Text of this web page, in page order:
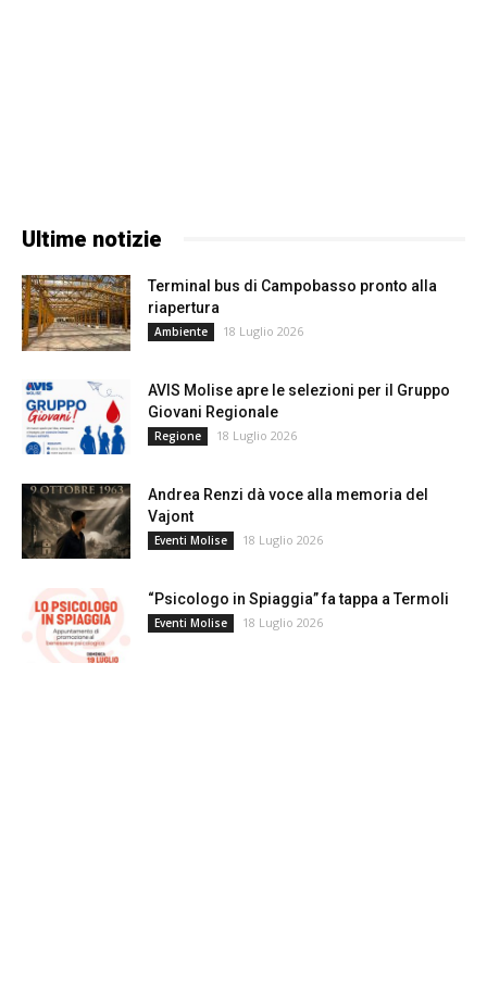
Ultime notizie
Terminal bus di Campobasso pronto alla
riapertura
Ambiente 18 Luglio 2026
AVIS Molise apre le selezioni per il Gruppo
Giovani Regionale
Regione 18 Luglio 2026
Andrea Renzi dà voce alla memoria del
Vajont
Eventi Molise 18 Luglio 2026
“Psicologo in Spiaggia” fa tappa a Termoli
Eventi Molise 18 Luglio 2026